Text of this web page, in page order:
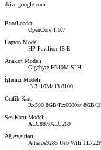
drive.google.com
BootLoader
OpenCore 1.0.7
Laptop Modeli
HP Pavilion 15-E
Anakart Modeli
Gigabyte H310M S2H
İşlemci Modeli
i3 3110M/ i3 8100
Grafik Kartı
Rx590 8GB/Rx6600xt 8GB/
Ses Kartı Modeli
ALC887/ALC269
Ağ Aygıtları
Atheros9285 Usb Wifi